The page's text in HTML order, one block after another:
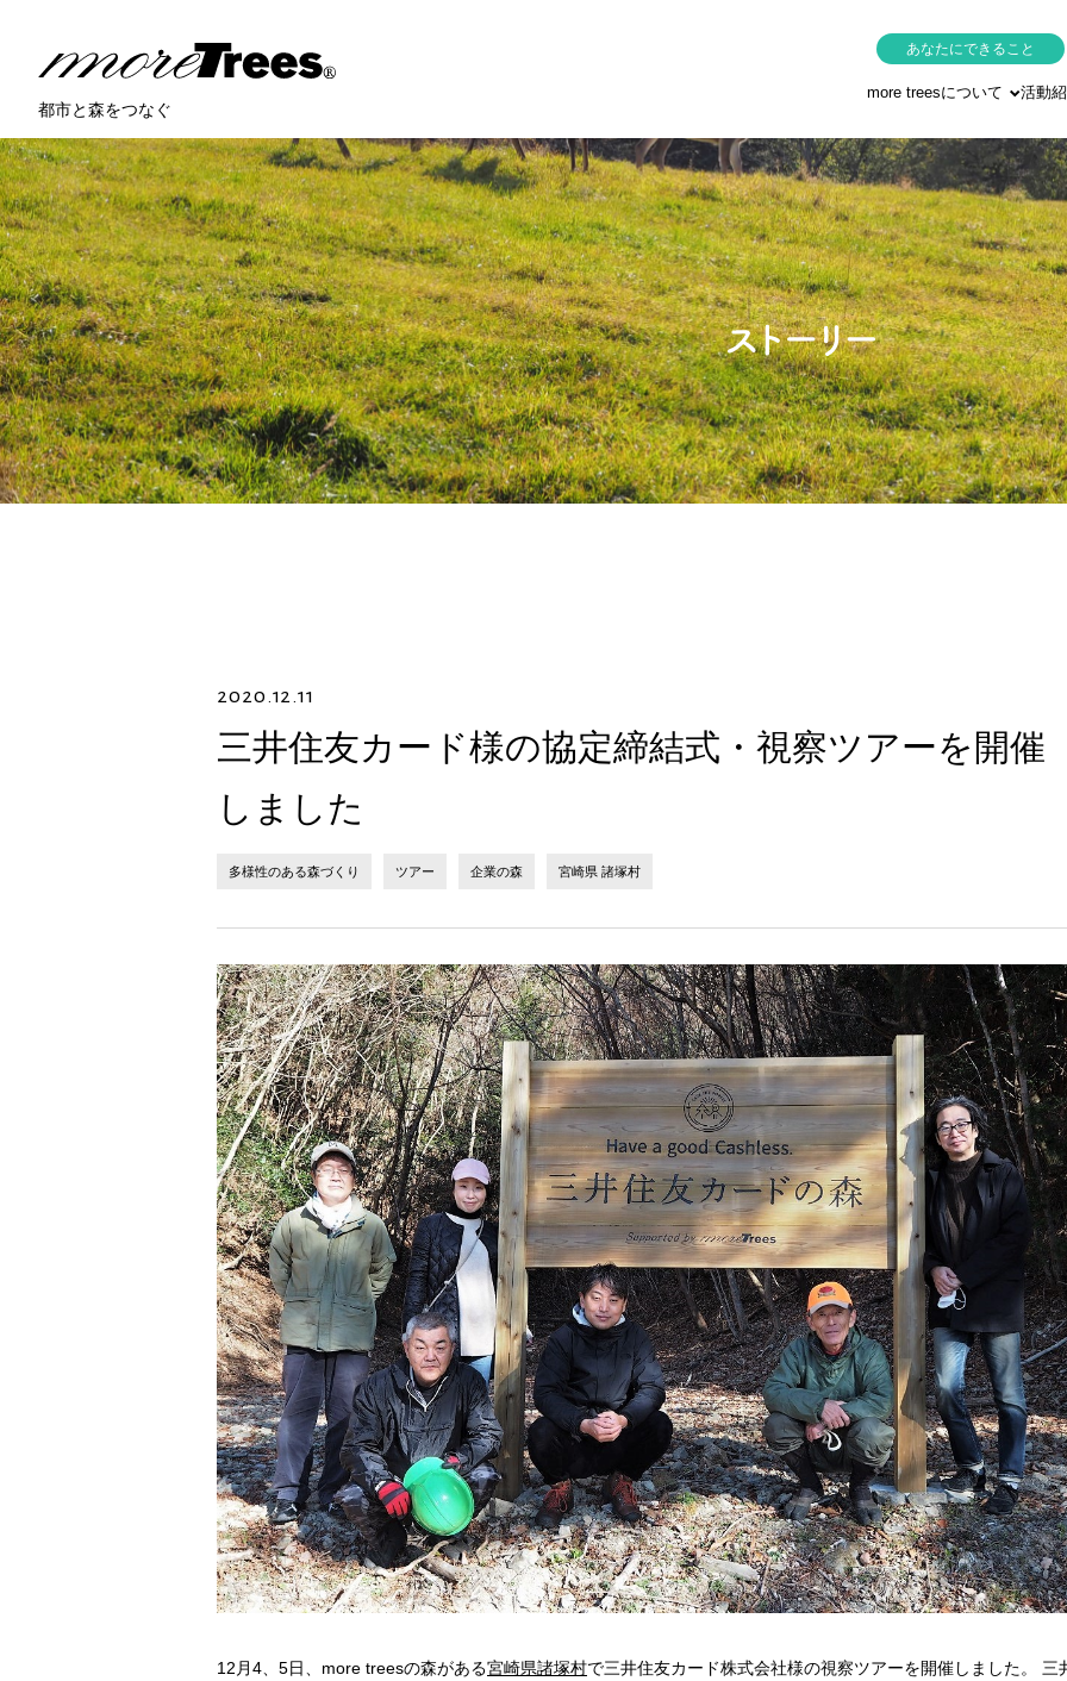
都市と森をつなぐ
more treesについて 活動
あなたにできること
2020.12.11
三井住友カード様の協定締結式・視察ツアーを開催
しました
多様性のある森づくり ツアー 企業の森 宮崎県 諸塚村
12月4、5日、more treesの森がある宮崎県諸塚村で三井住友カード株式会社様の視察ツアーを開催しました。 三